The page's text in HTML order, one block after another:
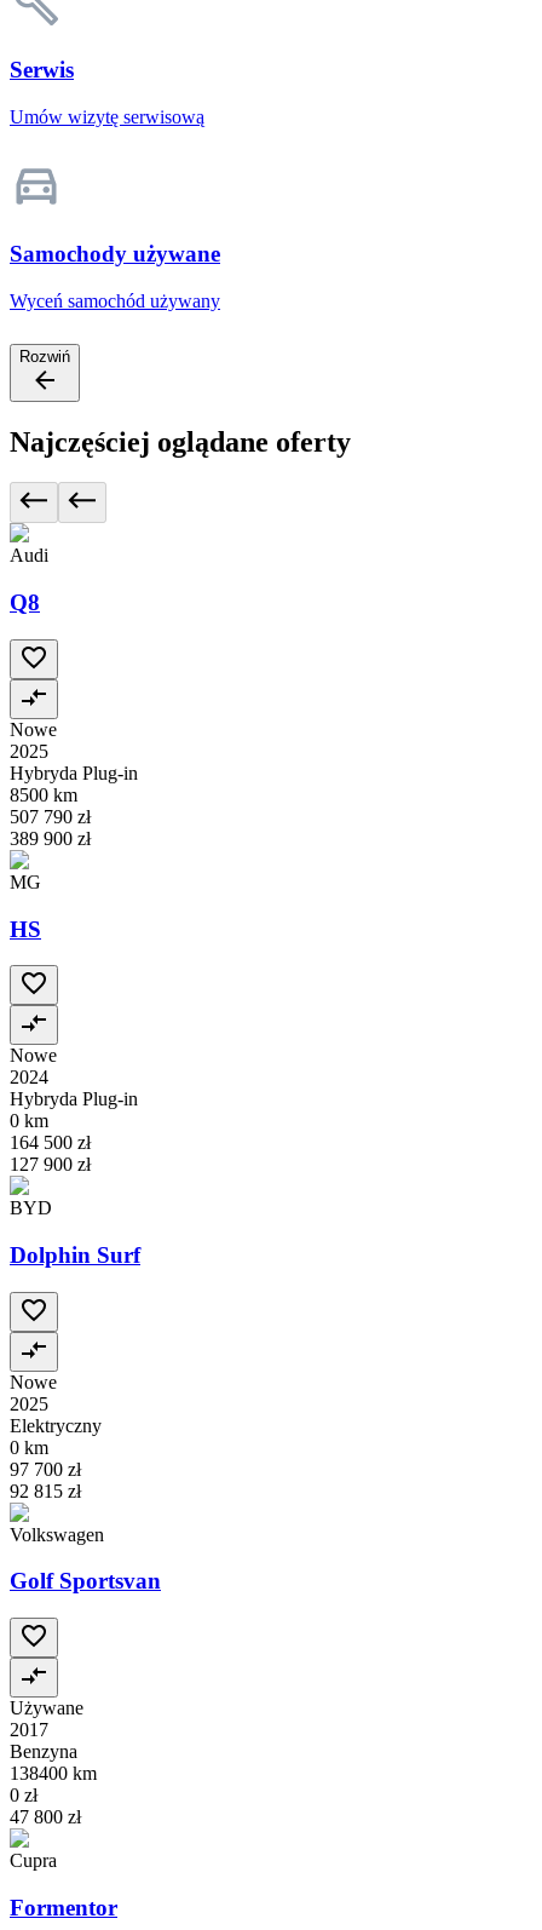
Serwis
Umów wizytę serwisową
Samochody używane
Wyceń samochód używany
Rozwiń
Najczęściej oglądane oferty
Audi
Q8
Nowe
2025
Hybryda Plug-in
8500 km
507 790 zł
389 900 zł
MG
HS
Nowe
2024
Hybryda Plug-in
0 km
164 500 zł
127 900 zł
BYD
Dolphin Surf
Nowe
2025
Elektryczny
0 km
97 700 zł
92 815 zł
Volkswagen
Golf Sportsvan
Używane
2017
Benzyna
138400 km
0 zł
47 800 zł
Cupra
Formentor